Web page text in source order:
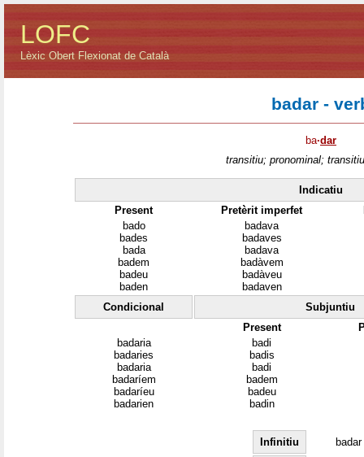
LOFC
Lèxic Obert Flexionat de Català
badar -
ba·dar
transitiu; pronominal;
Indicatiu
Present
Pretèrit imperfet
bado
bades
bada
badem
badeu
baden
badava
badaves
badava
badàvem
badàveu
badaven
Condicional
Subjuntiu
Present
badaria
badaries
badaria
badaríem
badaríeu
badarien
badi
badis
badi
badem
badeu
badin
Infinitiu badar